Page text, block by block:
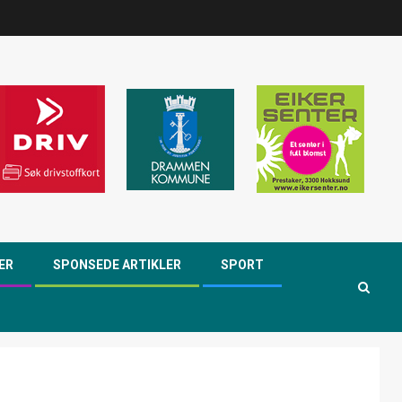
SPONSEDE ARTIKLER SPORT